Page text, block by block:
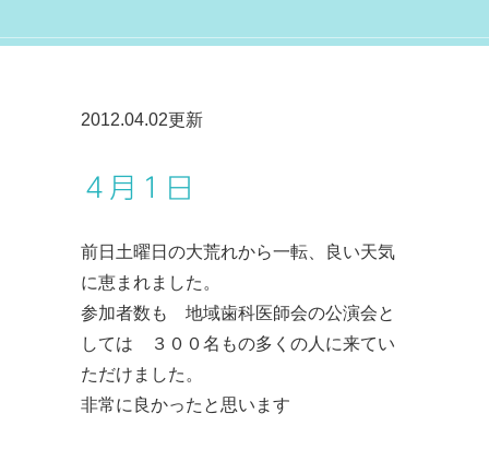
2012.04.02更新
４月１日
前日土曜日の大荒れから一転、良い天気
に恵まれました。
参加者数も 地域歯科医師会の公演会と
しては ３００名もの多くの人に来てい
ただけました。
非常に良かったと思います